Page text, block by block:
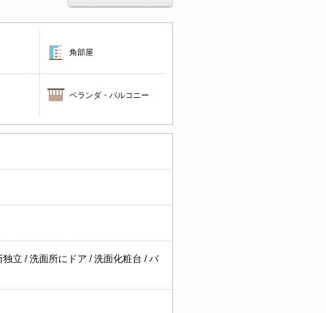
角部屋
ベランダ・バルコニー
独立 /洗面所にドア /洗面化粧台 /バ